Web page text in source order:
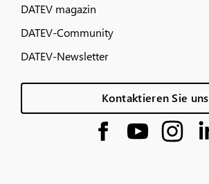
DATEV magazin
DATEV-Community
DATEV-Newsletter
Kontaktieren Sie uns